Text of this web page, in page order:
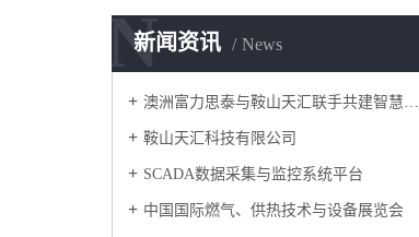
新闻资讯 News
N
澳洲富力思泰与鞍山天汇联手共建智慧城市
鞍山天汇科技有限公司
SCADA数据采集与监控系统平台
中国国际燃气、供热技术与设备展览会